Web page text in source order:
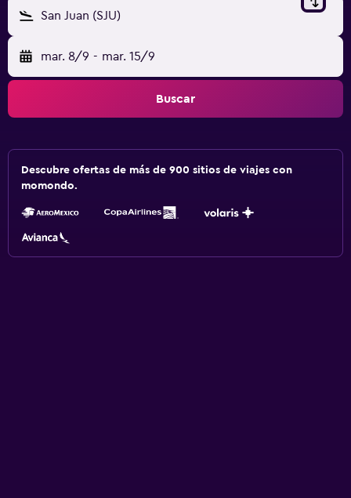
San Juan (SJU)
mar. 8/9 - mar. 15/9
Buscar
Descubre ofertas de más de 900 sitios de viajes con
momondo.